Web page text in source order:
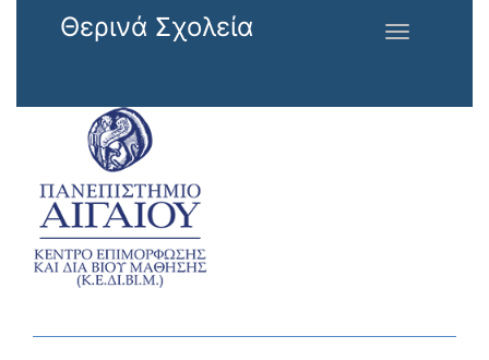
Παράκαμψη προς το κυρίως περιεχόμενο
Θερινά Σχολεία
Toggle